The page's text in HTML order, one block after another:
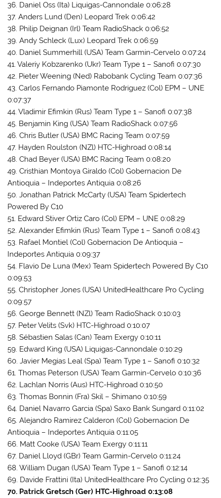
36. Daniel Oss (Ita) Liquigas-Cannondale 0:06:28
37. Anders Lund (Den) Leopard Trek 0:06:42
38. Philip Deignan (Irl) Team RadioShack 0:06:52
39. Andy Schleck (Lux) Leopard Trek 0:06:59
40. Daniel Summerhill (USA) Team Garmin-Cervelo 0:07:24
41. Valeriy Kobzarenko (Ukr) Team Type 1 – Sanofi 0:07:30
42. Pieter Weening (Ned) Rabobank Cycling Team 0:07:36
43. Carlos Fernando Piamonte Rodriguez (Col) EPM – UNE
0:07:37
44. Vladimir Efimkin (Rus) Team Type 1 – Sanofi 0:07:38
45. Benjamin King (USA) Team RadioShack 0:07:56
46. Chris Butler (USA) BMC Racing Team 0:07:59
47. Hayden Roulston (NZl) HTC-Highroad 0:08:14
48. Chad Beyer (USA) BMC Racing Team 0:08:20
49. Cristhian Montoya Giraldo (Col) Gobernacion De
Antioquia – Indeportes Antiquia 0:08:26
50. Jonathan Patrick McCarty (USA) Team Spidertech
Powered By C10
51. Edward Stiver Ortiz Caro (Col) EPM – UNE 0:08:29
52. Alexander Efimkin (Rus) Team Type 1 – Sanofi 0:08:43
53. Rafael Montiel (Col) Gobernacion De Antioquia –
Indeportes Antiquia 0:09:37
54. Flavio De Luna (Mex) Team Spidertech Powered By C10
0:09:53
55. Christopher Jones (USA) UnitedHealthcare Pro Cycling
0:09:57
56. George Bennett (NZl) Team RadioShack 0:10:03
57. Peter Velits (Svk) HTC-Highroad 0:10:07
58. Sébastien Salas (Can) Team Exergy 0:10:11
59. Edward King (USA) Liquigas-Cannondale 0:10:29
60. Javier Megias Leal (Spa) Team Type 1 – Sanofi 0:10:32
61. Thomas Peterson (USA) Team Garmin-Cervelo 0:10:36
62. Lachlan Norris (Aus) HTC-Highroad 0:10:50
63. Thomas Bonnin (Fra) Skil – Shimano 0:10:59
64. Daniel Navarro Garcia (Spa) Saxo Bank Sungard 0:11:02
65. Alejandro Ramirez Calderon (Col) Gobernacion De
Antioquia – Indeportes Antiquia 0:11:05
66. Matt Cooke (USA) Team Exergy 0:11:11
67. Daniel Lloyd (GBr) Team Garmin-Cervelo 0:11:24
68. William Dugan (USA) Team Type 1 – Sanofi 0:12:14
69. Davide Frattini (Ita) UnitedHealthcare Pro Cycling 0:12:35
70. Patrick Gretsch (Ger) HTC-Highroad 0:13:08